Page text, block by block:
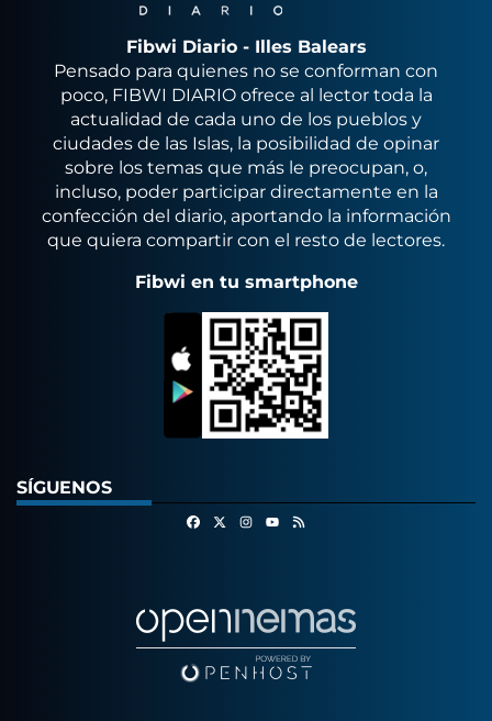
Fibwi Diario - Illes Balears
Pensado para quienes no se conforman con
poco, FIBWI DIARIO ofrece al lector toda la
actualidad de cada uno de los pueblos y
ciudades de las Islas, la posibilidad de opinar
sobre los temas que más le preocupan, o,
incluso, poder participar directamente en la
confección del diario, aportando la información
que quiera compartir con el resto de lectores.
Fibwi en tu smartphone
SÍGUENOS
FacebookInstagram